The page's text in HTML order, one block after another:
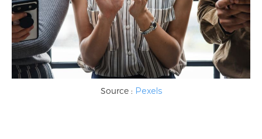
Source : Pexels